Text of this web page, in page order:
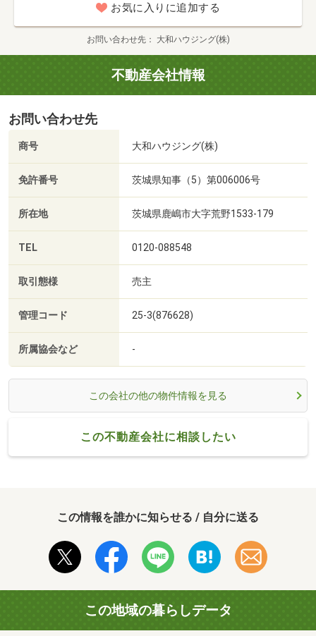
お気に入りに追加する
お問い合わせ先 大和ハウジング(株)
不動産会社情報
お問い合わせ先
商号 大和ハウジング(株)
免許番号 茨城県知事（5）第006006号
所在地 茨城県鹿嶋市大字荒野1533-179
TEL 0120-088548
取引態様 売主
管理コード 25-3(876628)
所属協会など -
この会社の他の物件情報を見る
この不動産会社に相談したい
この情報を誰かに知らせる / 自分に送る
この地域の暮らしデータ